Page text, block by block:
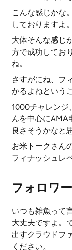
こんな感じかな
しておりますよ。
大体そんな感じ
方で成功してお
ね。
さすがにね、フ
かるよねという
1000チャレンジ
んを中心にAMA
良さそうかなと
お米トークさん
フィナッシュレ
フォロワ
いつも雑魚って
大丈夫ですよ。
出すクラウドフ
ください。